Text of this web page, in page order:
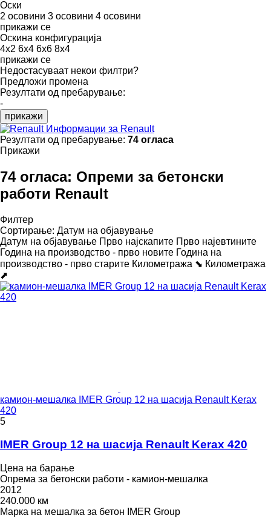
Оски
2 осовини 3 осовини 4 осовини
прикажи се
Оскина конфигурација
4x2 6x4 6x6 8x4
прикажи се
Недостасуваат некои филтри?
Предложи промена
Резултати од пребарување:
-
прикажи
Информации за Renault
Резултати од пребарување: 74 огласа
Прикажи
74 огласа: Опреми за бетонски
работи Renault
Филтер
Сортирање: Датум на објавување
Датум на објавување Прво најскапите Прво најевтините
Година на производство - прво новите Година на
производство - прво старите Километража ⬊ Километража
⬈
камион-мешалка IMER Group 12 на шасија Renault Kerax
420
5
IMER Group 12 на шасија Renault Kerax 420
Цена на барање
Опрема за бетонски работи - камион-мешалка
2012
240.000 км
Марка на мешалка за бетон
IMER Group